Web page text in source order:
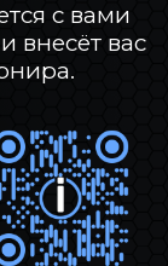
с вами
внесёт вас